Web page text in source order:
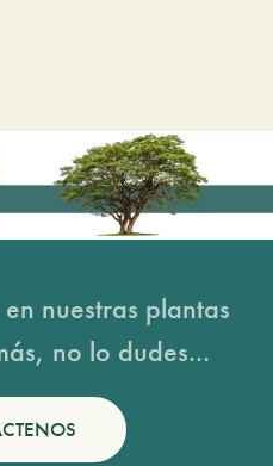
nuestras plantas
no lo dudes...